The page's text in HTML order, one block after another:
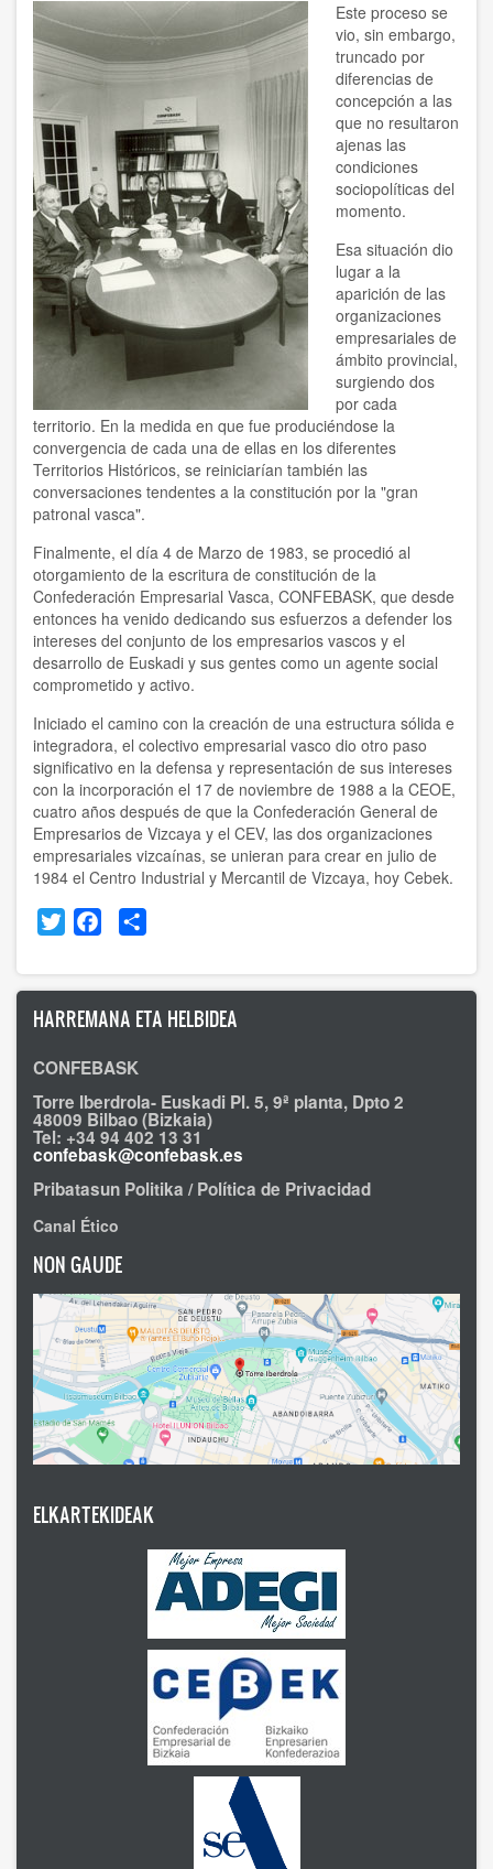
Este proceso se
vio, sin embargo,
truncado por
diferencias de
concepción a las
que no resultaron
ajenas las
condiciones
sociopolíticas del
momento.
Esa situación dio
lugar a la
aparición de las
organizaciones
empresariales de
ámbito provincial,
surgiendo dos
por cada
territorio. En la medida en que fue produciéndose la
convergencia de cada una de ellas en los diferentes
Territorios Históricos, se reiniciarían también las
conversaciones tendentes a la constitución por la "gran
patronal vasca".
Finalmente, el día 4 de Marzo de 1983, se procedió al
otorgamiento de la escritura de constitución de la
Confederación Empresarial Vasca, CONFEBASK, que desde
entonces ha venido dedicando sus esfuerzos a defender los
intereses del conjunto de los empresarios vascos y el
desarrollo de Euskadi y sus gentes como un agente social
comprometido y activo.
Iniciado el camino con la creación de una estructura sólida e
integradora, el colectivo empresarial vasco dio otro paso
significativo en la defensa y representación de sus intereses
con la incorporación el 17 de noviembre de 1988 a la CEOE,
cuatro años después de que la Confederación General de
Empresarios de Vizcaya y el CEV, las dos organizaciones
empresariales vizcaínas, se unieran para crear en julio de
1984 el Centro Industrial y Mercantil de Vizcaya, hoy Cebek.
Twitter Facebook
HARREMANA ETA HELBIDEA
CONFEBASK
Torre Iberdrola- Euskadi Pl. 5, 9ª planta, Dpto 2
48009 Bilbao (Bizkaia)
Tel: +34 94 402 13 31
confebask@confebask.es
Pribatasun Politika / Política de Privacidad
Canal Ético
NON GAUDE
ELKARTEKIDEAK